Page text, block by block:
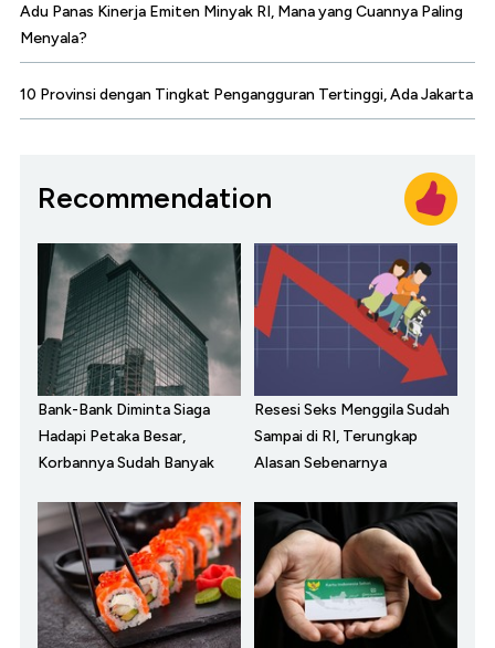
Adu Panas Kinerja Emiten Minyak RI, Mana yang Cuannya Paling
Menyala?
10 Provinsi dengan Tingkat Pengangguran Tertinggi, Ada Jakarta
Recommendation
Bank-Bank Diminta Siaga
Hadapi Petaka Besar,
Korbannya Sudah Banyak
Resesi Seks Menggila Sudah
Sampai di RI, Terungkap
Alasan Sebenarnya